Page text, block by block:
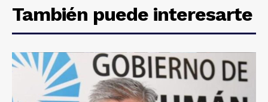
También puede interesarte